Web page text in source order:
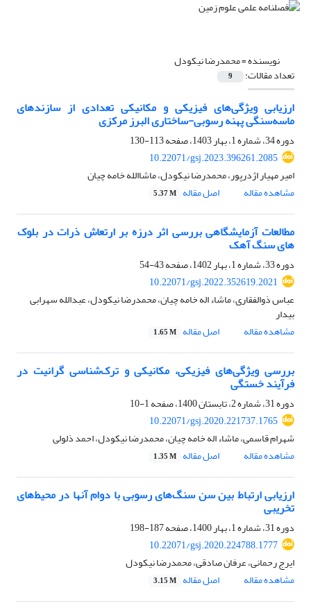
نویسنده =محمدرضا نیکودل
تعداد مقالات: 9
ارزیابی ویژگی‌های فیزیکی و مکانیکی تعدادی از سازندهای
ماسه‌سنگی پهنه رسوبی-ساختاری البرز مرکزی
دوره 34، شماره 1، بهار 1403، صفحه
113-130
10.22071/gsj.2023.396261.2085
امیر مهیار اژدرپور، محمدرضا نیکودل، ماشاالله خامه چیان
مشاهده مقاله
اصل مقاله 5.37 M
مطالعات آزمایشگاهی بررسی اثر درزه بر ارتعاش ذرات در بلوک
های سنگ آهک
دوره 33، شماره 1، بهار 1402، صفحه
43-54
10.22071/gsj.2022.352619.2021
عباس ذوالفقاری، ماشاء اله خامه چیان، محمدرضا نیکودل، عبدالله سهرابی
بیدار
مشاهده مقاله
اصل مقاله 1.65 M
بررسی ویژگی‌های فیزیکی، مکانیکی و ترک‌شناسی گرانیت در
فرآیند خستگی
دوره 31، شماره 2، تابستان 1400، صفحه
1-10
10.22071/gsj.2020.221737.1765
شهرام قاسمی، ماشاء اله خامه چیان، محمدرضا نیکودل، احمد ذلولی
مشاهده مقاله
اصل مقاله 1.35 M
ارزیابی ارتباط بین سن سنگ‌های رسوبی با دوام آنها در محیط‌های
تخریبی
دوره 31، شماره 1، بهار 1400، صفحه
187-198
10.22071/gsj.2020.224788.1777
ایرج رحمانی، عرفان صادقی، محمدرضا نیکودل
مشاهده مقاله
اصل مقاله 3.15 M